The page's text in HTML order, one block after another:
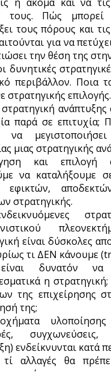
τους. Πώς μπορεί
τους πόρους και
για να
την θέση της
δυνητικές
περιβάλλον. Ποια
στρατηγικής επιλογής.
στρατηγική
παρά σε επιτυχία;
να
μιας στρατηγικής
και επιλογή
να καταλήξουμε
εφικτών,
στρατηγικής.
είναι δύσκολες
τι ΔΕΝ κάνουμε
δυνατόν να
η
της επιχείρησης
της;
υλοποίησης
ενδείκνυνται κατά
τί αλλαγές θα